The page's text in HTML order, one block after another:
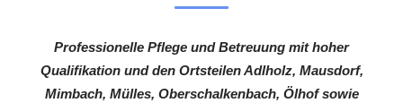
Professionelle Pflege und Betreuung mit hoher
Qualifikation und den Ortsteilen Adlholz, Mausdorf,
Mimbach, Mülles, Oberschalkenbach, Ölhof sowie